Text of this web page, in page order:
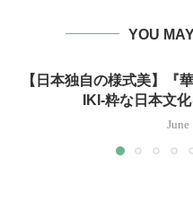
YOU
【日本独自の様式美】『
IKI-粋な日本文
June